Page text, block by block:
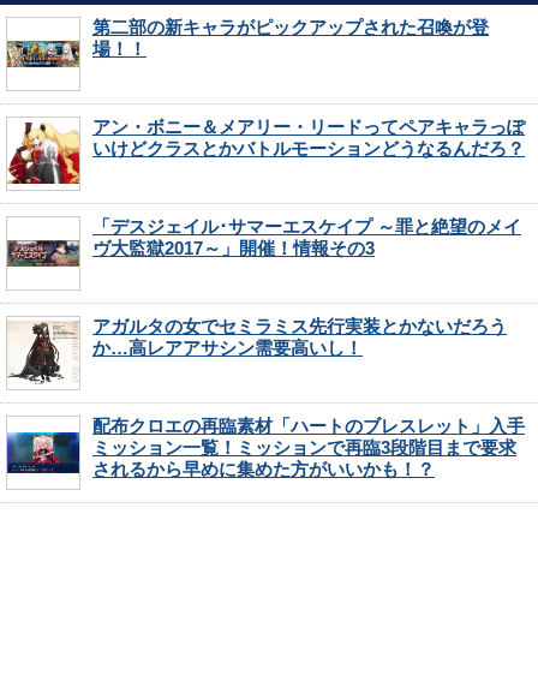
第二部の新キャラがピックアップされた召喚が登
場！！
アン・ボニー＆メアリー・リードってペアキャラっぽ
いけどクラスとかバトルモーションどうなるんだろ？
「デスジェイル･サマーエスケイプ ～罪と絶望のメイ
ヴ大監獄2017～」開催！情報その3
アガルタの女でセミラミス先行実装とかないだろう
か…高レアアサシン需要高いし！
配布クロエの再臨素材「ハートのブレスレット」入手
ミッション一覧！ミッションで再臨3段階目まで要求
されるから早めに集めた方がいいかも！？